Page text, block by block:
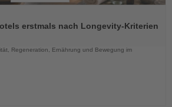
erstmals nach Longevity-Kriterien
Regeneration, Ernährung und Bewegung im